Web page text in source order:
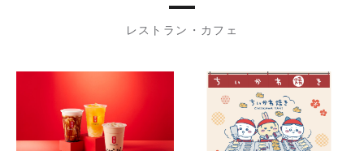
レストラン・カフェ